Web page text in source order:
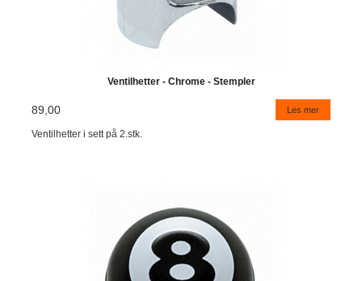
Ventilhetter - Chrome - Stempler
89,00 Les mer
Ventilhetter i sett på 2.stk.